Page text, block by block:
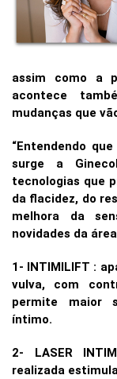
assim como a
acontece
mudanças que
“Entendendo
surge a
tecnologias que
da flacidez, do
melhora da
novidades da
1- INTIMILIFT :
vulva, com
permite maior
íntimo.
2- LASER
realizada